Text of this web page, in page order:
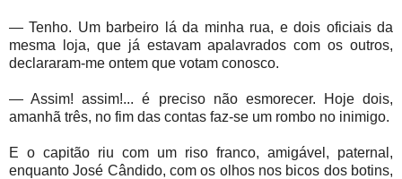
— Tenho. Um barbeiro lá da minha rua, e dois oficiais da
mesma loja, que já estavam apalavrados com os outros,
declararam-me ontem que votam conosco.
— Assim! assim!... é preciso não esmorecer. Hoje dois,
amanhã três, no fim das contas faz-se um rombo no inimigo.
E o capitão riu com um riso franco, amigável, paternal,
enquanto José Cândido, com os olhos nos bicos dos botins,